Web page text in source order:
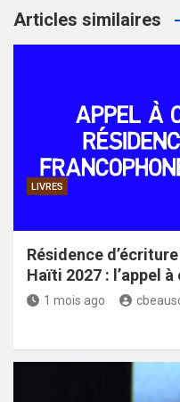
Articles similaires
LIVRES
Résidence
Haïti 2027 : l’appel
1 mois ago